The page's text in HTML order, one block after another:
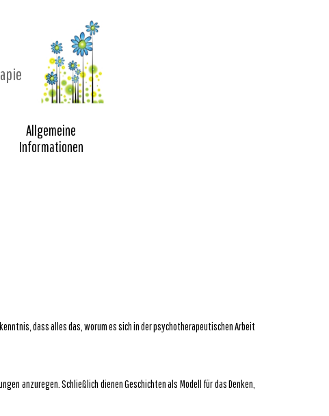
Allgemeine
Informationen
dass alles das, worum es sich in der psychotherapeutischen Arbeit
anzuregen. Schließlich dienen Geschichten als Modell für das Denken,